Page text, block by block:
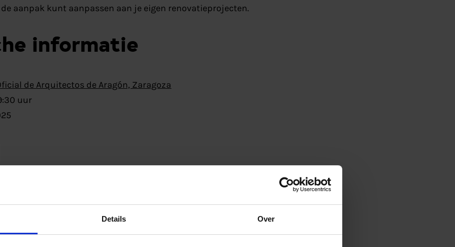
Details Over
aanpak kunt aanpassen aan je eigen renovatieprojecten.
informatie
de Arquitectos de Aragón, Zaragoza
uur
project is het verduurzamen van het renovatieproces van bestaande